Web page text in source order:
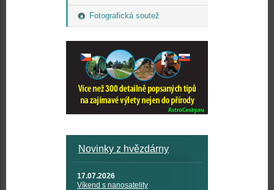
Fotografická soutež
Novinky z hvězdárny
17.07.2026
Víkend s nanosatelity